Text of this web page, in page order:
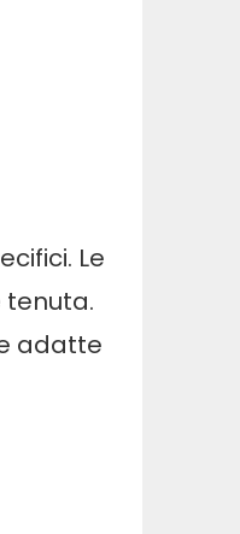
Le
tenuta.
adatte